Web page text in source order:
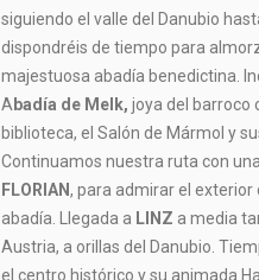
siguiendo el valle del Danubio
dispondréis de tiempo para
majestuosa abadía benedictina.
A badía de Melk, joya del barroco
biblioteca, el Salón de Mármol y
Continuamos nuestra ruta con
FLORIAN, para admirar el
abadía. Llegada a LINZ a media
Austria, a orillas del Danubio.
el centro histórico y su animada